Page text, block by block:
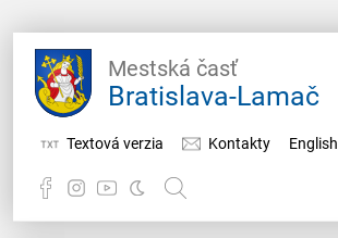
Mestská časť
Bratislava-Lamač
Textová verzia Kontakty English